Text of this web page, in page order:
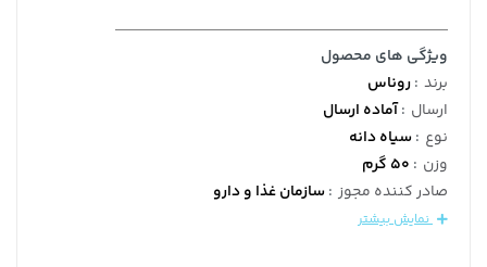
ویژگی های محصول
برند :روناس
ارسال :آماده ارسال
نوع :سیاه دانه
وزن : 50 گرم
صادر کننده مجوز :سازمان غذا و دارو
نمایش بیشتر